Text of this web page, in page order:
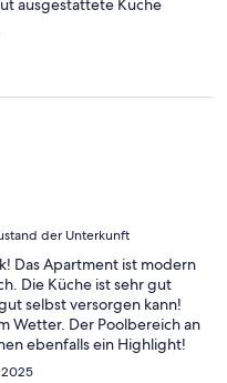
ausgestattete Küche
der Unterkunft
Das Apartment ist modern
Die Küche ist sehr gut
selbst versorgen kann!
Wetter. Der Poolbereich an
ebenfalls ein Highlight!
hier gibt es fast